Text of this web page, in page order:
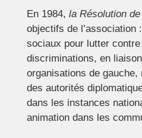
En 1984, la Résolution
objectifs de l’association
sociaux pour lutter
discriminations, en
organisations de gauche,
des autorités
dans les instances
animation dans les